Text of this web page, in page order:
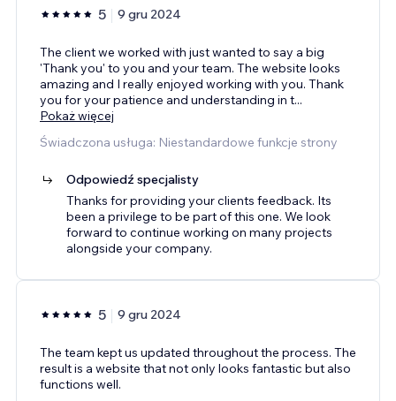
5 9 gru 2024
The client we worked with just wanted to say a big
'Thank you' to you and your team. The website looks
amazing and I really enjoyed working with you. Thank
you for your patience and understanding in t...
Pokaż więcej
Świadczona usługa: Niestandardowe funkcje strony
Odpowiedź specjalisty
Thanks for providing your clients feedback. Its
been a privilege to be part of this one. We look
forward to continue working on many projects
alongside your company.
5 9 gru 2024
The team kept us updated throughout the process. The
result is a website that not only looks fantastic but also
functions well.